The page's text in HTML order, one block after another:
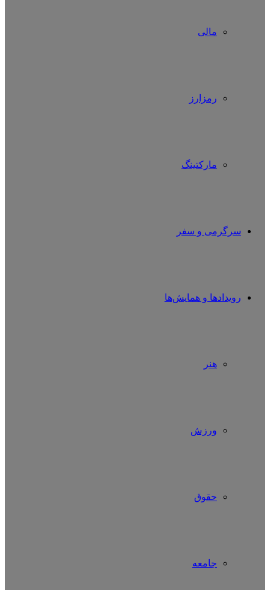
مالی
رمزارز
مارکتینگ
سرگرمی و سفر
رویدادها و همایش‌ها
هنر
ورزش
حقوق
جامعه